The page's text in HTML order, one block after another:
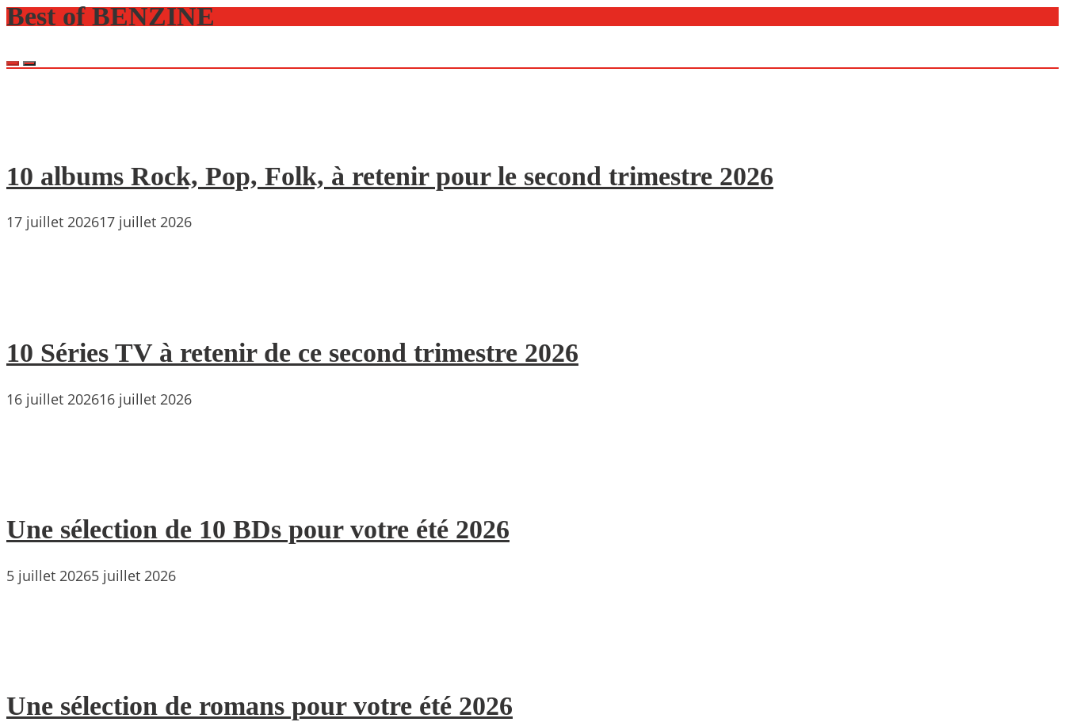
Best of BENZINE
10 albums Rock, Pop, Folk, à retenir pour le second trimestre 2026
17 juillet 202617 juillet 2026
10 Séries TV à retenir de ce second trimestre 2026
16 juillet 202616 juillet 2026
Une sélection de 10 BDs pour votre été 2026
5 juillet 20265 juillet 2026
Une sélection de romans pour votre été 2026